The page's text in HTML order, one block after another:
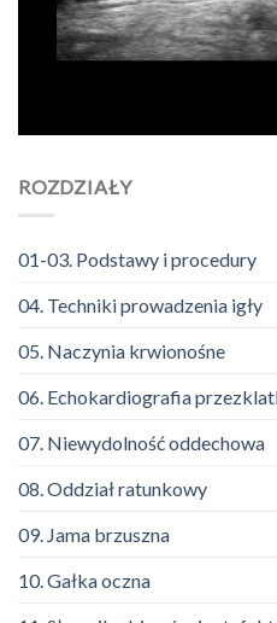
ROZDZIAŁY
01-03. Podstawy i procedury
04. Techniki prowadzenia igły
05. Naczynia krwionośne
06. Echokardiografia
07. Niewydolność oddechowa
08. Oddział ratunkowy
09. Jama brzuszna
10. Gałka oczna